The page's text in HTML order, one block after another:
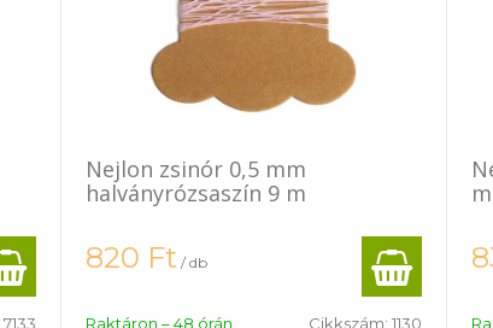
7133
Nejlon zsinór 0,5 mm
halványrózsaszín 9 m
820 Ft / db
Raktáron – 48 órán
Cikkszám: 1130
m